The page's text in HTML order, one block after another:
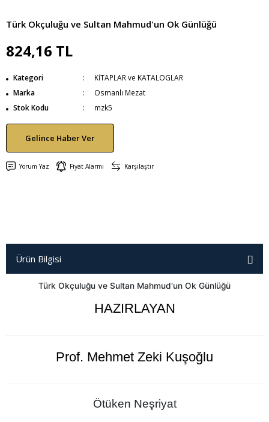
Türk Okçuluğu ve Sultan Mahmud'un Ok Günlüğü
824,16 TL
Kategori
KİTAPLAR ve KATALOGLAR
Marka
Osmanlı Mezat
Stok Kodu
mzk5
Gelince Haber Ver
Yorum Yaz Fiyat Alarmı Karşılaştır
Ürün Bilgisi
Türk Okçuluğu ve Sultan Mahmud'un Ok Günlüğü
HAZIRLAYAN
Prof. Mehmet Zeki Kuşoğlu
Ötüken Neşriyat